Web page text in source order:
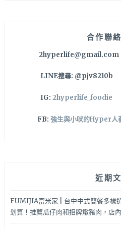
合作聯
2hyperlife@gmail.com
LINE搜尋: @pjv8210b
IG: 2hyperlife_foodie
FB: 強生與小吠的Hyper人
近期
FUMIJIA富米家 | 台中中式簡餐多樣
划算！推薦瓜仔肉和招牌燉豬肉，店